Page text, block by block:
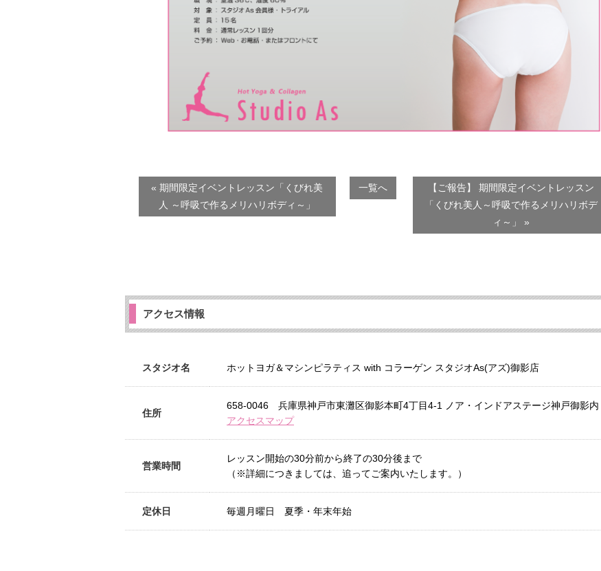
« 期間限定イベントレッスン「くびれ美
人 ～呼吸で作るメリハリボディ～」
一覧へ
【ご報告】 期間限定イベントレッスン
「くびれ美人～呼吸で作るメリハリボデ
ィ～」 »
アクセス情報
スタジオ名 ホットヨガ＆マシンピラティス with コラーゲン スタジオAs(アズ)御影店
住所
658-0046 兵庫県神戸市東灘区御影本町4丁目4-1 ノア・インドアステージ神戸御影内
アクセスマップ
営業時間
レッスン開始の30分前から終了の30分後まで
（※詳細につきましては、追ってご案内いたします。）
定休日 毎週月曜日 夏季・年末年始